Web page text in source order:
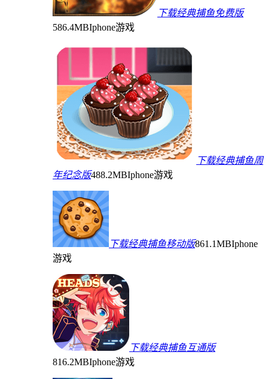
下载经典捕鱼免费版
586.4MBIphone游戏
下载经典捕鱼周
年纪念版488.2MBIphone游戏
下载经典捕鱼移动版861.1MBIphone
游戏
下载经典捕鱼互通版
816.2MBIphone游戏